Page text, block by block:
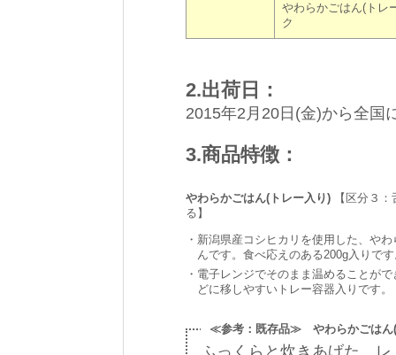
やわらかごはん(トレ
ク
2.出荷日：
2015年2月20日(金)から全国
3.商品特徴：
やわらかごはん(トレー入り)
【区分３
る】
・ 新潟県産コシヒカリを使用した、やわ
んです。食べ応えのある200g入りで
・ 電子レンジでそのまま温めることがで
どに移しやすいトレー容器入りです。
≪参考：既存品≫ やわらかごはん(
ふっくらと炊きあげた、